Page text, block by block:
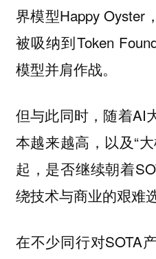
界模型Happy Oyster
被吸纳到Token
模型并肩作战。
但与此同时，随着AI
本越来越高，以及“
起，是否继续朝着
绕技术与商业的艰难
在不少同行对SOTA